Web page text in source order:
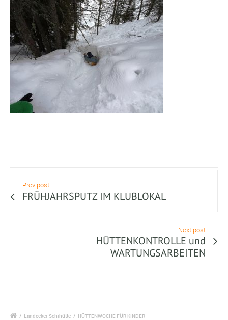
Prev post
FRÜHJAHRSPUTZ IM KLUBLOKAL
Next post
HÜTTENKONTROLLE und
WARTUNGSARBEITEN
/ Landecker Schihütte / HÜTTENWOCHE FÜR KINDER